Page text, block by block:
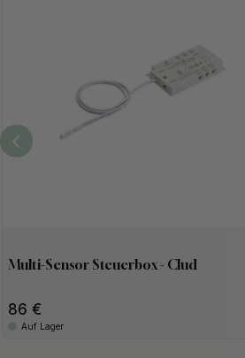
Multi-Sensor Steuerbox - Clud
86
Auf Lager